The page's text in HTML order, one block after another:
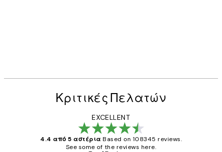
Κριτικές Πελατών
EXCELLENT
4.4 από 5 αστέρια Based on 108345 reviews.
See some of the reviews here.